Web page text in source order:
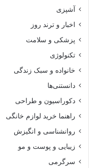
آشپزی
اخبار و ترند روز
پزشکی و سلامت
تکنولوژی
خانواده و سبک زندگی
دانستنی‌ها
دکوراسیون و طراحی
راهنما خرید لوازم خانگی
روانشناسی و انگیزش
زیبایی و پوست و مو
سرگرمی